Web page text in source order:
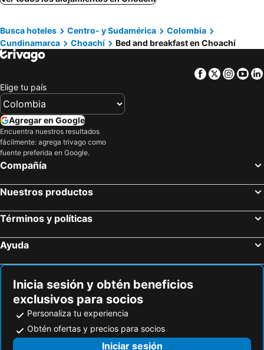
Busca hoteles Centro- y Sudamérica
Colombia
Cundinamarca
Choachí Bed and breakfast en Choachí
Facebook
Twitter
Elige tu país
Agregar en Google
Encuentra nuestros resultados
fácilmente: agrega trivago como
fuente preferida en Google.
Compañía
Nuestros productos
Términos y políticas
Ayuda
Inicia sesión y obtén beneficios
exclusivos para socios
Personaliza tu experiencia
Obtén ofertas y precios para socios
Iniciar sesión